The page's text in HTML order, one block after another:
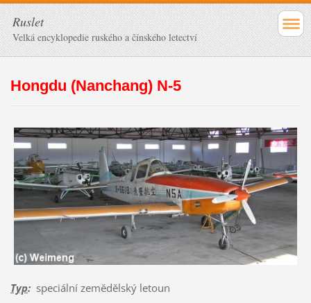
Ruslet
Velká encyklopedie ruského a čínského letectví
Hongdu (Nanchang) N-5
Typ:speciální zemědělský letoun